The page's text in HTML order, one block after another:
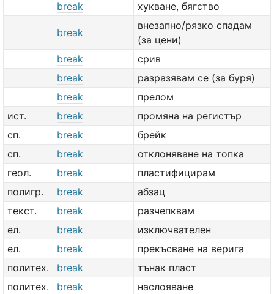
break хукване, бягство
break
внезапно/рязко спадам
(за цени)
break
срив
break
разразявам се (за буря)
break
прелом
ист.
break
промяна на регистър
сп.
break
брейк
сп.
break
отклоняване на топка
геол.
break
пластифицирам
полигр.
break
абзац
текст.
break
разчепквам
ел.
break
изключвателен
ел.
break
прекъсване на верига
политех.
break
тънак пласт
политех.
break наслояване